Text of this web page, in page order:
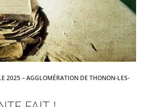
2025 – AGGLOMÉRATION DE THONON-LES-